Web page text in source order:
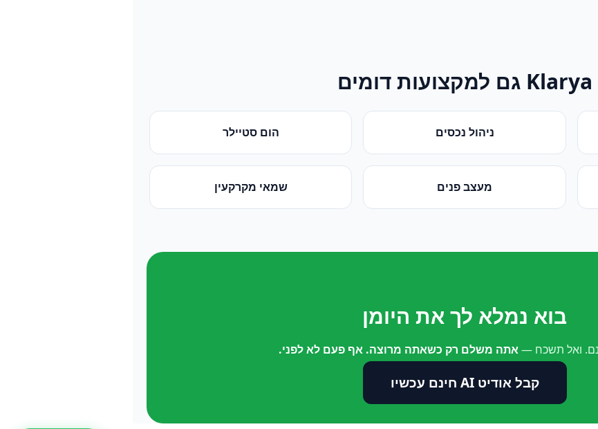
Klarya גם למקצועות דומים
ניהול נכסים הום סטיילר
מעצב פנים שמאי מקרקעין
בוא נמלא לך את היומן
אתה משלם רק כשאתה מרוצה. אף פעם לא לפני.
קבל אודיט AI חינם עכשיו